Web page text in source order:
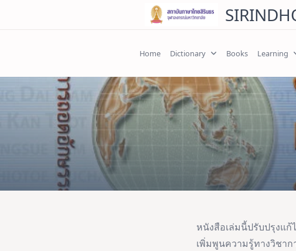
Home Dictionary Books Learning
หนังสือเล่มนี้ปรับปรุงแก้
เพิ่มพูนความรู้ทางวิชาก